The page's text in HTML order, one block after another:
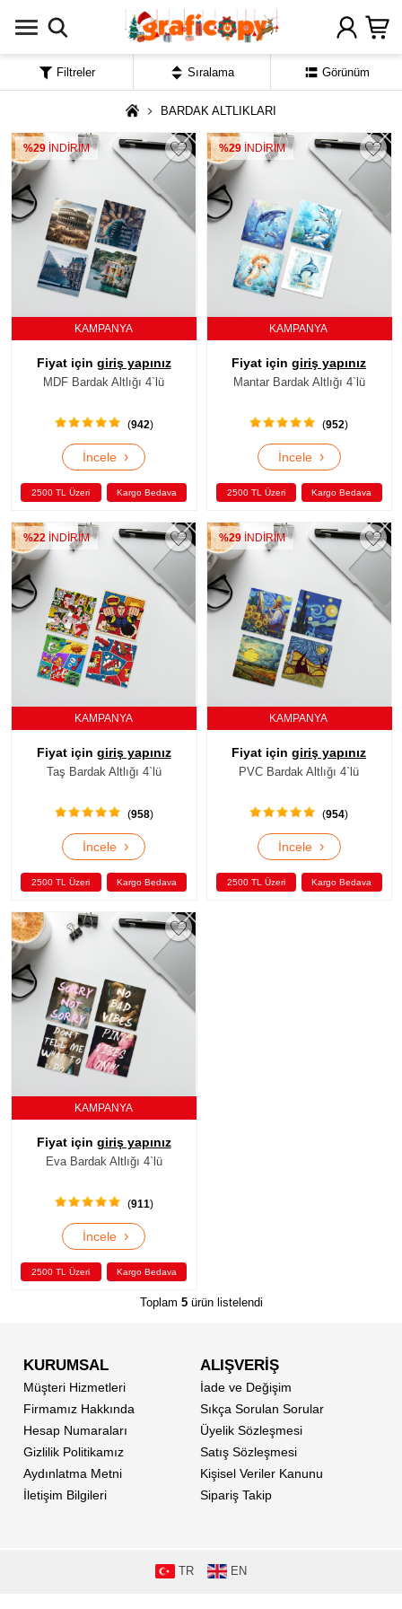
BARDAK ALTLIKLARI
%29 İNDİRİM
KAMPANYA
Fiyat için giriş yapınız
MDF Bardak Altlığı 4`lü
(942)
İncele ›
2500 TL Üzeri Kargo Bedava
%29İNDİRİM
KAMPANYA
Fiyat için giriş yapınız
Mantar Bardak Altlığı 4`lü
(952)
İncele ›
2500 TL Üzeri Kargo Bedava
%22 İNDİRİM
KAMPANYA
Fiyat için giriş yapınız
Taş Bardak Altlığı 4`lü
(958)
İncele ›
2500 TL Üzeri Kargo Bedava
%29İNDİRİM
KAMPANYA
Fiyat için giriş yapınız
PVC Bardak Altlığı 4`lü
(954)
İncele ›
2500 TL Üzeri Kargo Bedava
KAMPANYA
Fiyat için giriş yapınız
Eva Bardak Altlığı 4`lü
(911)
İncele ›
2500 TL Üzeri Kargo Bedava
Toplam 5ürün listelendi
KURUMSAL
Müşteri Hizmetleri
Firmamız Hakkında
Hesap Numaraları
Gizlilik Politikamız
Aydınlatma Metni
İletişim Bilgileri
ALIŞVERİŞ
İade ve Değişim
Sıkça Sorulan Sorular
Üyelik Sözleşmesi
Satış Sözleşmesi
Kişisel Veriler Kanunu
Sipariş Takip
TR EN
Filtreler Sıralama Görünüm